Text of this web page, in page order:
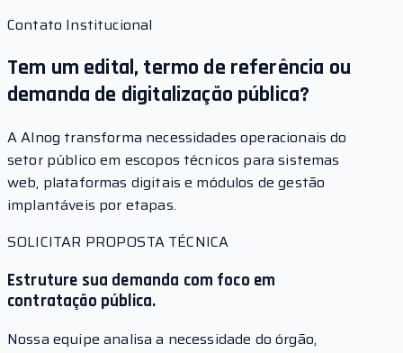
Contato Institucional
Tem um edital, termo de referência ou
demanda de digitalização pública?
A Alnog transforma necessidades operacionais do
setor público em escopos técnicos para sistemas
web, plataformas digitais e módulos de gestão
implantáveis por etapas.
SOLICITAR PROPOSTA TÉCNICA
Estruture sua demanda com foco em
contratação pública.
Nossa equipe analisa a necessidade do órgão,